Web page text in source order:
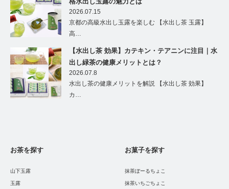
2026.07.15
京都の高級水出し玉露を楽しむ 【水出し茶 玉露】
高…
【水出し茶 効果】カテキン・テアニンに注目｜水
出し緑茶の健康メリットとは？
2026.07.8
水出し茶の健康メリットを解説 【水出し茶 効果】
カ…
お茶を探す
山下玉露
玉露
お菓子を探す
抹茶ぼーるちょこ
抹茶いちごちょこ